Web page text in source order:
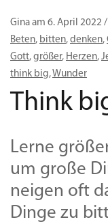
Gina am 6. April 2022 /
Beten, bitten, denken,
Gott, größer, Herzen,
think big,Wunder
Think
Lerne
um große
neigen oft
Dinge zu